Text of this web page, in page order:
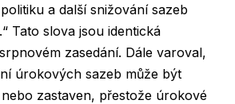
a další snižování sazeb
Tato slova jsou identická
zasedání. Dále varoval,
úrokových sazeb může být
zastaven, přestože úrokové